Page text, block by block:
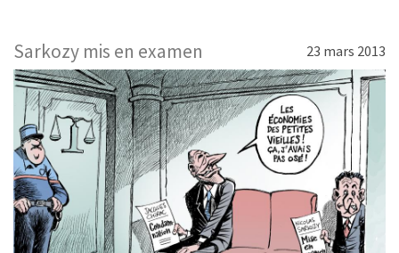
Sarkozy mis en examen 23 mars 2013